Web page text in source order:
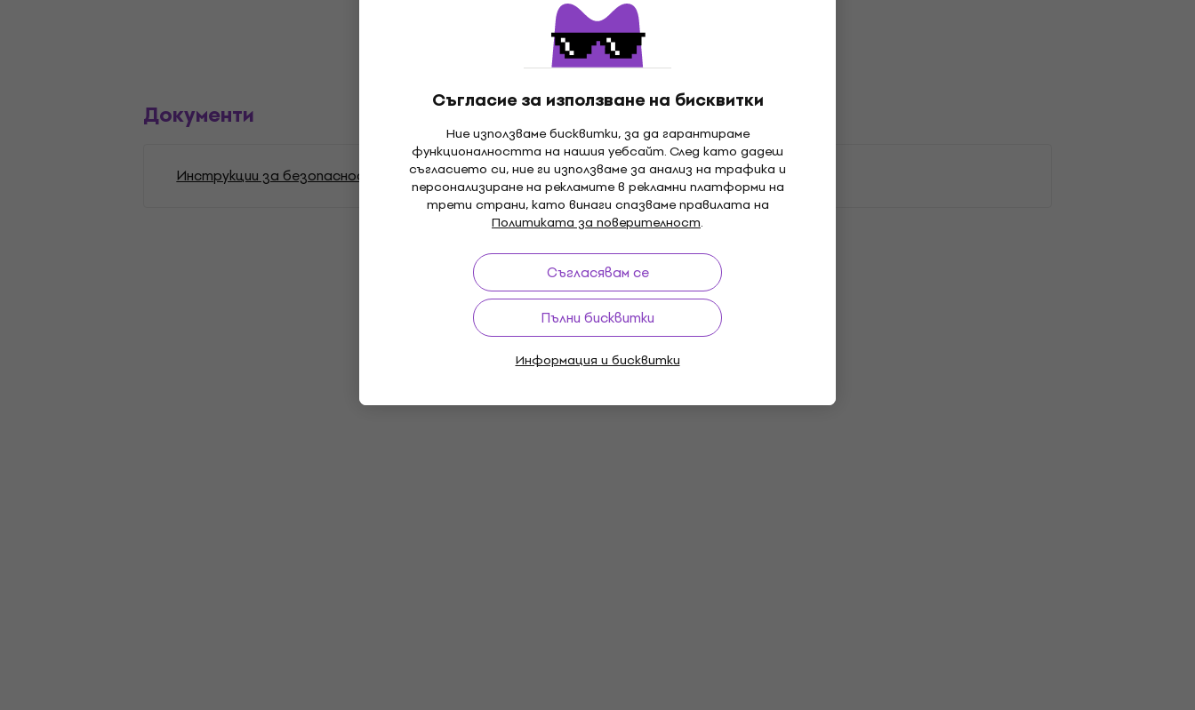
Съгласие за използване на бисквитки
Ние използваме бисквитки, за да гарантираме
функционалността на нашия уебсайт. След като дадеш
съгласието си, ние ги използваме за анализ на трафика и
персонализиране на рекламите в рекламни платформи на
трети страни, като винаги спазваме правилата на
Политиката за поверителност.
Съгласявам се
Пълни бисквитки
Информация и бисквитки
Документи
Инструкции за безопасност